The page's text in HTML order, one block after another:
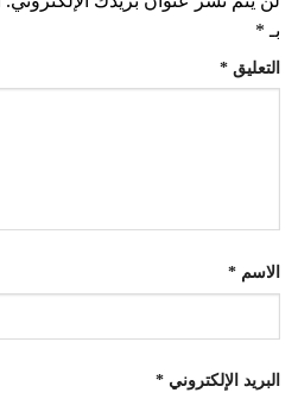
بـ *
التعليق *
الاسم *
البريد الإلكتروني *